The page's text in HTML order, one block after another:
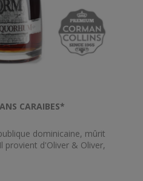
CARAIBES*
dominicaine, mûrit
provient d'Oliver & Oliver,
des Caraïbes.